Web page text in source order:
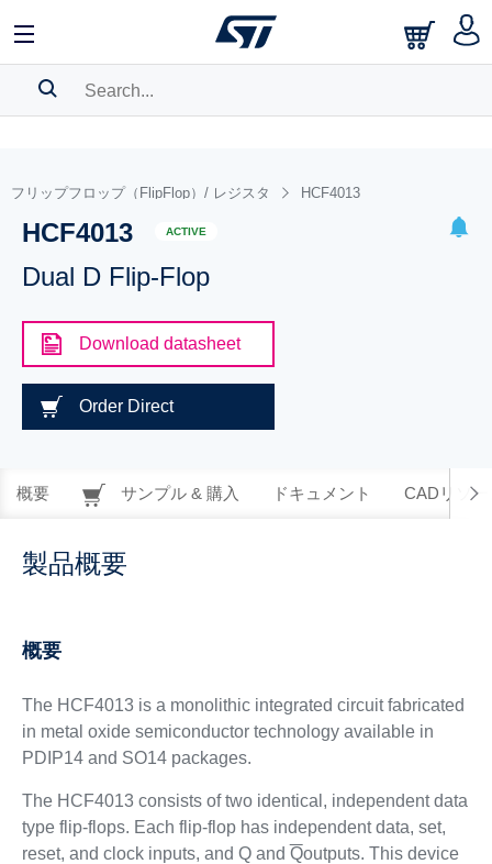
BOOKMARK
Pleaselog into show your saved searches.
フリップフロップ（FlipFlop）/ レジスタ HCF4013
HCF4013 ACTIVE
Dual D Flip-Flop
Download datasheet
Order Direct
概要 サンプル & 購入 ドキュメント CADリソー
製品概要
概要
The HCF4013 is a monolithic integrated circuit fabricated
in metal oxide semiconductor technology available in
PDIP14 and SO14 packages.
The HCF4013 consists of two identical, independent data
type flip-flops. Each flip-flop has independent data, set,
reset, and clock inputs, and Q and Qoutputs. This device